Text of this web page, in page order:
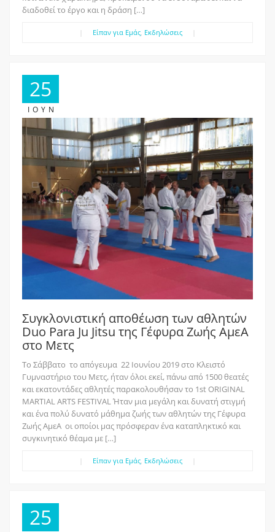
διαδοθεί το έργο και η δράση […]
Είπαν για Εμάς, Εκδηλώσεις
25
ΙΟΎΝ
Συγκλονιστική αποθέωση των αθλητών
Duo Para Ju Jitsu της Γέφυρα Ζωής ΑμεΑ
στο Μετς
Το Σάββατο το απόγευμα 22 Ιουνίου 2019 στο Κλειστό
Γυμναστήριο του Μετς, ήταν όλοι εκεί, πάνω από 1500 θεατές
και εκατοντάδες αθλητές παρακολουθήσαν το 1st ORIGINAL
MARTIAL ARTS FESTIVAL Ήταν μια μεγάλη και δυνατή στιγμή
και ένα πολύ δυνατό μάθημα ζωής των αθλητών της Γέφυρα
Ζωής ΑμεΑ οι οποίοι μας πρόσφεραν ένα καταπληκτικό και
συγκινητικό θέαμα με […]
Είπαν για Εμάς, Εκδηλώσεις
25